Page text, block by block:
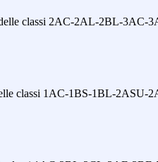
delle classi 2AC-2AL-2BL-
classi 1AC-1BS-1BL-2ASU-